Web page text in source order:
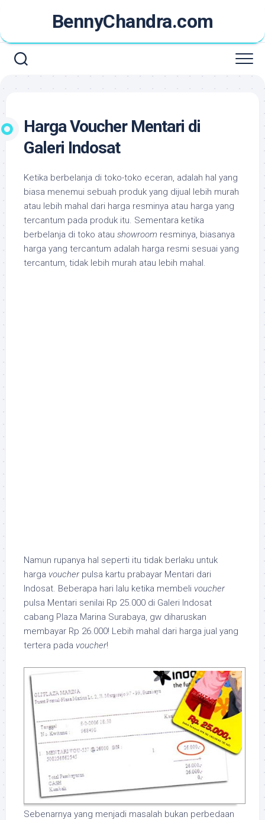
content
BennyChandra.com
Harga Voucher Mentari di
Galeri Indosat
Ketika berbelanja di toko-toko eceran, adalah hal yang
biasa menemui sebuah produk yang dijual lebih murah
atau lebih mahal dari harga resminya atau harga yang
tercantum pada produk itu. Sementara ketika
berbelanja di toko atau showroom resminya, biasanya
harga yang tercantum adalah harga resmi sesuai yang
tercantum, tidak lebih murah atau lebih mahal.
Namun rupanya hal seperti itu tidak berlaku untuk
harga voucherpulsa kartu prabayar Mentari dari
Indosat. Beberapa hari lalu ketika membeli voucher
pulsa Mentari senilai Rp 25.000 di Galeri Indosat
cabang Plaza Marina Surabaya, gw diharuskan
membayar Rp 26.000! Lebih mahal dari harga jual yang
tertera pada voucher!
Sebenarnya yang menjadi masalah bukan perbedaan